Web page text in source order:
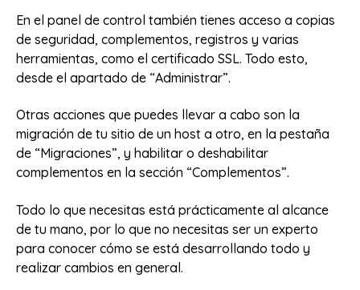
En el panel de control también tienes acceso a copias
de seguridad, complementos, registros y varias
herramientas, como el certificado SSL. Todo esto,
desde el apartado de “Administrar”.
Otras acciones que puedes llevar a cabo son la
migración de tu sitio de un host a otro, en la pestaña
de “Migraciones”, y habilitar o deshabilitar
complementos en la sección “Complementos”.
Todo lo que necesitas está prácticamente al alcance
de tu mano, por lo que no necesitas ser un experto
para conocer cómo se está desarrollando todo y
realizar cambios en general.